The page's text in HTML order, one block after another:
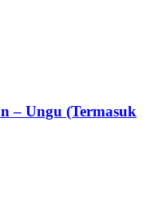
– Ungu (Termasuk